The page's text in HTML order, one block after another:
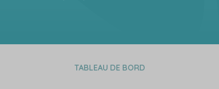
TABLEAU DE BORD